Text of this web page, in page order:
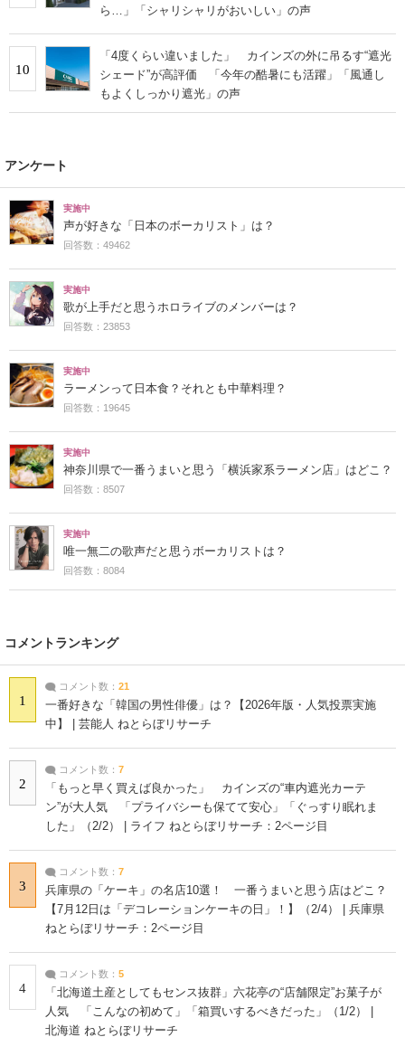
ら…」「シャリシャリがおいしい」の声
10
「4度くらい違いました」 カインズの外に吊るす“遮光
シェード”が高評価 「今年の酷暑にも活躍」「風通し
もよくしっかり遮光」の声
アンケート
実施中
声が好きな「日本のボーカリスト」は？
回答数：49462
実施中
歌が上手だと思うホロライブのメンバーは？
回答数：23853
実施中
ラーメンって日本食？それとも中華料理？
回答数：19645
実施中
神奈川県で一番うまいと思う「横浜家系ラーメン店」はどこ？
回答数：8507
実施中
唯一無二の歌声だと思うボーカリストは？
回答数：8084
コメントランキング
1
コメント数： 21
一番好きな「韓国の男性俳優」は？【2026年版・人気投票実施
中】 | 芸能人 ねとらぼリサーチ
2
コメント数： 7
「もっと早く買えば良かった」 カインズの“車内遮光カーテ
ン”が大人気 「プライバシーも保てて安心」「ぐっすり眠れま
した」（2/2） | ライフ ねとらぼリサーチ：2ページ目
3
コメント数： 7
兵庫県の「ケーキ」の名店10選！ 一番うまいと思う店はどこ？
【7月12日は「デコレーションケーキの日」！】（2/4） | 兵庫県
ねとらぼリサーチ：2ページ目
4
コメント数： 5
「北海道土産としてもセンス抜群」六花亭の“店舗限定”お菓子が
人気 「こんなの初めて」「箱買いするべきだった」（1/2） |
北海道 ねとらぼリサーチ